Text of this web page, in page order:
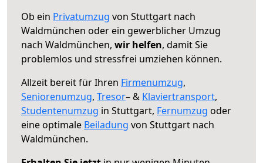
Ob ein Privatumzug von Stuttgart nach
Waldmünchen oder ein gewerblicher Umzug
nach Waldmünchen, wir helfen, damit Sie
problemlos und stressfrei umziehen können.
Allzeit bereit für Ihren Firmenumzug,
Seniorenumzug, Tresor– & Klaviertransport,
Studentenumzug in Stuttgart, Fernumzug oder
eine optimale Beiladung von Stuttgart nach
Waldmünchen.